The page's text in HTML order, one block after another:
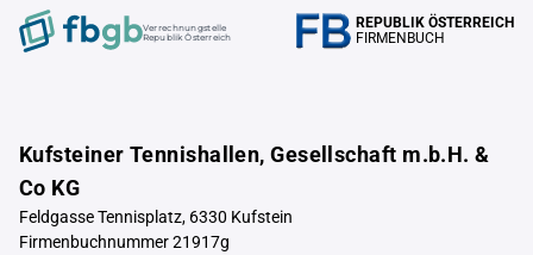
Verrechnungstelle
Republik Österreich
REPUBLIK ÖSTERREICH
FIRMENBUCH
Kufsteiner Tennishallen, Gesellschaft m.b.H. &
Co KG
Feldgasse Tennisplatz, 6330 Kufstein
Firmenbuchnummer 21917g